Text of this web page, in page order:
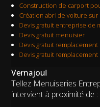
Construction de carport
Création abri de voiture sur
Devis gratuit entreprise de
Devis gratuit menuisier
Devis gratuit
Devis gratuit
Vernajoul
Tellez Menuiseries
intervient à proximité de :